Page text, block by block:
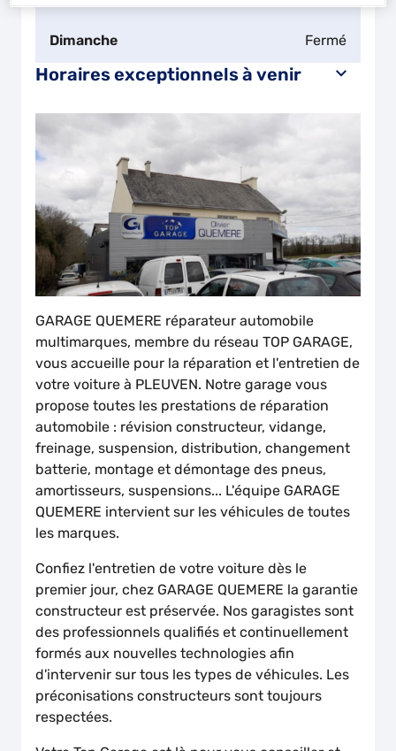
Dimanche Fermé
Horaires exceptionnels à venir
GARAGE QUEMERE réparateur automobile
multimarques, membre du réseau TOP GARAGE,
vous accueille pour la réparation et l'entretien de
votre voiture à PLEUVEN. Notre garage vous
propose toutes les prestations de réparation
automobile : révision constructeur, vidange,
freinage, suspension, distribution, changement
batterie, montage et démontage des pneus,
amortisseurs, suspensions... L'équipe GARAGE
QUEMERE intervient sur les véhicules de toutes
les marques.
Confiez l'entretien de votre voiture dès le
premier jour, chez GARAGE QUEMERE la garantie
constructeur est préservée. Nos garagistes sont
des professionnels qualifiés et continuellement
formés aux nouvelles technologies afin
d'intervenir sur tous les types de véhicules. Les
préconisations constructeurs sont toujours
respectées.